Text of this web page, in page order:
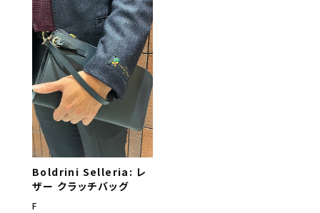
Boldrini Selleria: レ
ザー クラッチバッグ
F